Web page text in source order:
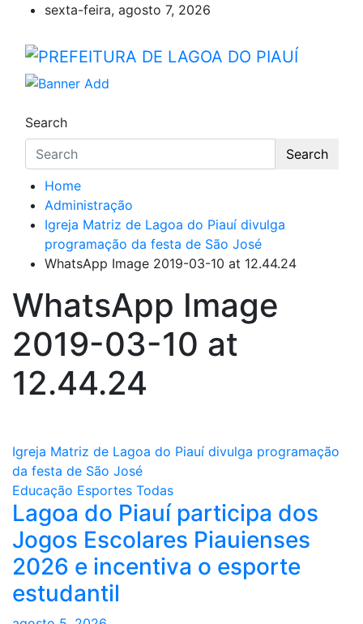
content
sexta-feira, agosto 7, 2026
PREFEITURA DE LAGOA
Lagoa do Piauí, Piauí, Brasil
Search
Search
Home
Administração
Igreja Matriz de Lagoa do Piauí divulga
programação da festa de São José
WhatsApp Image 2019-03-10 at 12.44.24
WhatsApp Image
2019-03-10 at
12.44.24
Navegação
de
Post
Igreja Matriz de Lagoa do Piauí divulga programação
da festa de São José
Educação Esportes Todas
Lagoa do Piauí participa dos
Jogos Escolares Piauienses
2026 e incentiva o esporte
estudantil